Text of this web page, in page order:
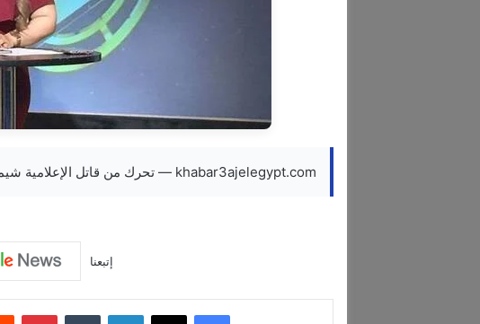
khabar3ajelegypt.com — تحرك من قاتل الإعلامية شيماء جمال بعد الحكم بإعدامه
إتبعنا
فيسبوك ‫X لينكدإن ‏Tumblr بينتيريست